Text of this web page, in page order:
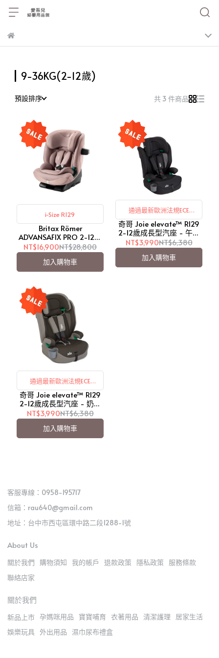
9-36KG(2-12歲)
預設排序 共 3 件商品
i-Size R129
Britax Römer
ADVANSAFIX PRO 2-12歲
Isofix安全座椅(透氣網眼
+腰臀墊)-沙漠玫瑰【愛吾
兒】
NT$16,900NT$28,800
加入購物車
通過最新歐洲法規ECE
R129/03
奇哥 Joie elevate™ R129
2-12歲成長型汽座 - 午夜
黑【愛吾兒】
NT$3,990NT$6,380
加入購物車
通過最新歐洲法規ECE
R129/03
奇哥 Joie elevate™ R129
2-12歲成長型汽座 - 奶糖
棕【愛吾兒】
NT$3,990NT$6,380
加入購物車
客服專線：0958-195717
信箱：rau640@gmail.com
地址：台中市西屯區環中路二段1288-1號
About Us
關於我們 購物須知 我的帳戶 退款政策 隱私政策 服務條款
聯絡店家
關於我們
新品上市 孕媽咪用品 寶寶哺育 衣著用品 清潔護理
居家生活
娛樂玩具 外出用品 濕巾尿布禮盒